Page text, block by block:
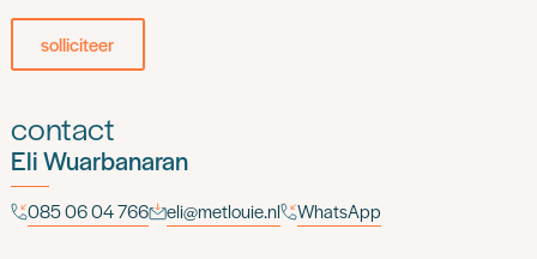
solliciteer
contact
Eli Wuarbanaran
085 06 04 766 eli@metlouie.nl WhatsApp